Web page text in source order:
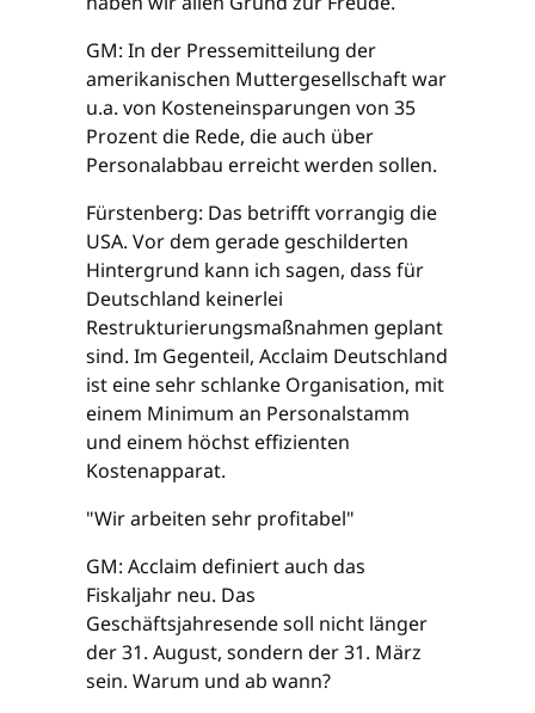
GM: In der Pressemitteilung der
amerikanischen Muttergesellschaft war
u.a. von Kosteneinsparungen von 35
Prozent die Rede, die auch über
Personalabbau erreicht werden sollen.
Fürstenberg: Das betrifft vorrangig die
USA. Vor dem gerade geschilderten
Hintergrund kann ich sagen, dass für
Deutschland keinerlei
Restrukturierungsmaßnahmen geplant
sind. Im Gegenteil, Acclaim Deutschland
ist eine sehr schlanke Organisation, mit
einem Minimum an Personalstamm
und einem höchst effizienten
Kostenapparat.
"Wir arbeiten sehr profitabel"
GM: Acclaim definiert auch das
Fiskaljahr neu. Das
Geschäftsjahresende soll nicht länger
der 31. August, sondern der 31. März
sein. Warum und ab wann?